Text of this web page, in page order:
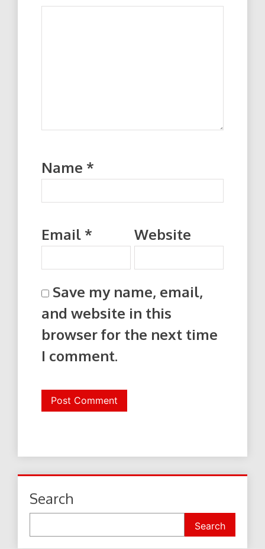
Name *
Email * Website
Save my name, email,
and website in this
browser for the next time
I comment.
Search
Search